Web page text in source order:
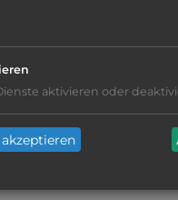
einige
aktivieren oder